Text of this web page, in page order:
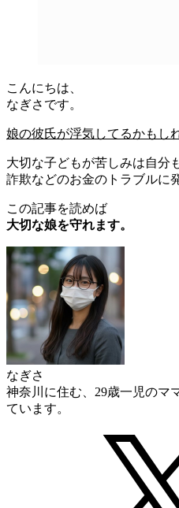
こんにちは、
なぎさです。
娘の彼氏が浮気してるかもし
大切な子どもが苦しみは自分
詐欺などのお金のトラブルに
この記事を読めば
大切な娘を守れます。
なぎさ
神奈川に住む、29歳一児のマ
ています。